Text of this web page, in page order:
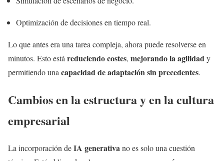
Optimización de decisiones en tiempo real.
Lo que antes era una tarea compleja, ahora puede resolverse en
minutos. Esto estáreduciendo costes, mejorando la agilidady
permitiendo unacapacidad de adaptación sin precedentes.
Cambios en la estructura y en la cultura
empresarial
La incorporación deIA generativano es solo una cuestión